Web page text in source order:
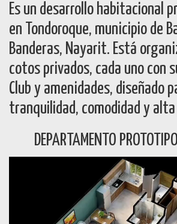
Es un desarrollo habitacional
en Tondoroque, municipio de
Banderas, Nayarit. Está
cotos privados, cada uno con
Club y amenidades, diseñado
tranquilidad, comodidad y
DEPARTAMENTO